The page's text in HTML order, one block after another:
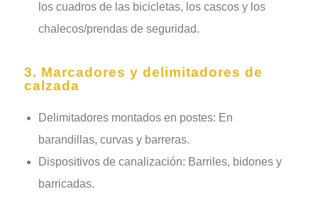
los cuadros de las bicicletas, los cascos y los
chalecos/prendas de seguridad.
3. Marcadores y delimitadores de
calzada
Delimitadores montados en postes: En
barandillas, curvas y barreras.
Dispositivos de canalización: Barriles, bidones y
barricadas.